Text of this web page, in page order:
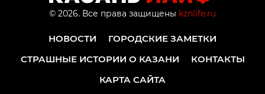
© 2026. Все права защищены kznlife.ru
НОВОСТИ
ГОРОДСКИЕ ЗАМЕТКИ
СТРАШНЫЕ ИСТОРИИ О КАЗАНИ
КОНТАКТЫ
КАРТА САЙТА